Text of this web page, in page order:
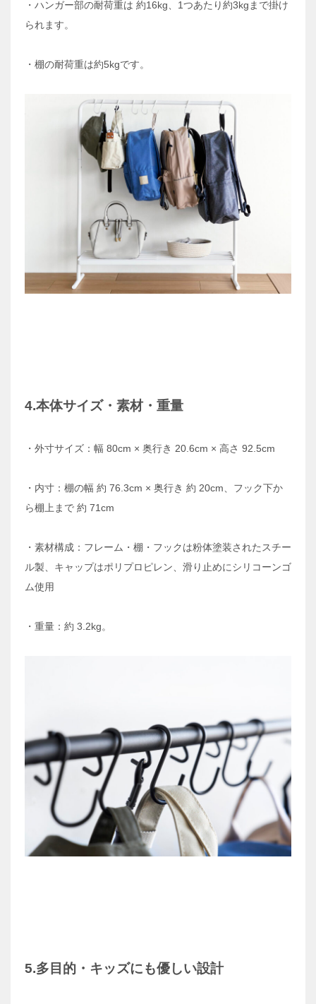
・ハンガー部の耐荷重は 約16kg、1つあたり約3kgまで掛け
られます。
・棚の耐荷重は約5kgです。
4.本体サイズ・素材・重量
・外寸サイズ：幅 80cm × 奥行き 20.6cm × 高さ 92.5cm
・内寸：棚の幅 約 76.3cm × 奥行き 約 20cm、フック下か
ら棚上まで 約 71cm
・素材構成：フレーム・棚・フックは粉体塗装されたスチー
ル製、キャップはポリプロピレン、滑り止めにシリコーンゴ
ム使用
・重量：約 3.2kg。
5.多目的・キッズにも優しい設計